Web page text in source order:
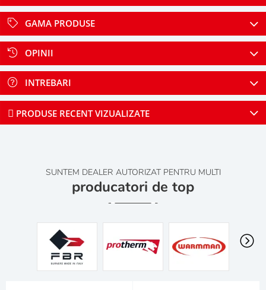
GAMA PRODUSE
OPINII
INTREBARI
PRODUSE RECENT VIZUALIZATE
SUNTEM DEALER AUTORIZAT PENTRU MULTI
producatori de top